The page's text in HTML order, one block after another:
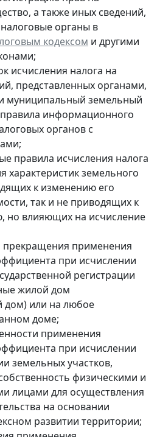
а также иных сведений,
органы в
кодексом и другими
исчисления налога на
представленных органами,
муниципальный земельный
информационного
органов с
правила исчисления налога
характеристик земельного
к изменению его
так и не приводящих к
но влияющих на исчисление
прекращения применения
при исчислении
регистрации
жилой дом
дом) или на любое
доме;
применения
при исчислении
земельных участков,
физическими и
лицами для осуществления
на основании
развитии территории;